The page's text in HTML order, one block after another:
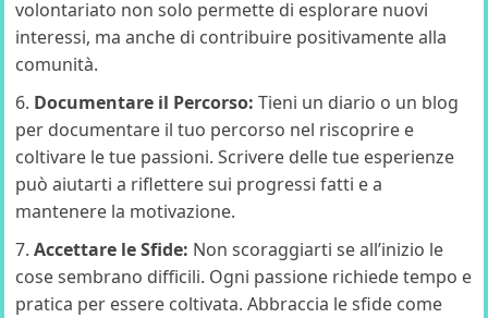
volontariato non solo permette di esplorare nuovi
interessi, ma anche di contribuire positivamente alla
comunità.
Documentare il Percorso: Tieni un diario o un blog
per documentare il tuo percorso nel riscoprire e
coltivare le tue passioni. Scrivere delle tue esperienze
può aiutarti a riflettere sui progressi fatti e a
mantenere la motivazione.
Accettare le Sfide: Non scoraggiarti se all’inizio le
cose sembrano difficili. Ogni passione richiede tempo e
pratica per essere coltivata. Abbraccia le sfide come